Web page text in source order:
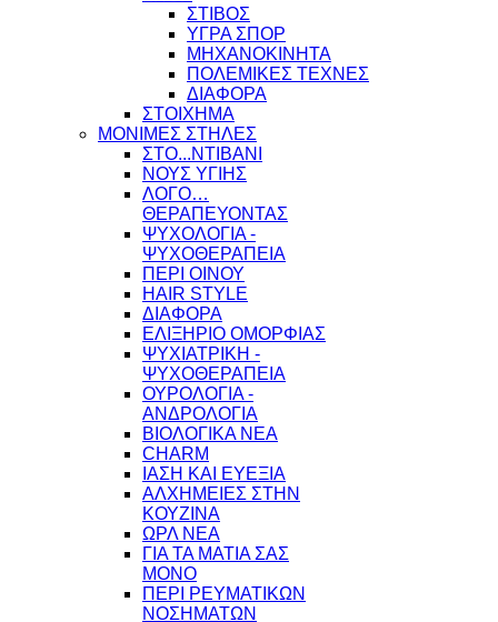
ΣΤΙΒΟΣ
ΥΓΡΑ ΣΠΟΡ
ΜΗΧΑΝΟΚΙΝΗΤΑ
ΠΟΛΕΜΙΚΕΣ ΤΕΧΝΕΣ
ΔΙΑΦΟΡΑ
ΣΤΟΙΧΗΜΑ
ΜΟΝΙΜΕΣ ΣΤΗΛΕΣ
ΣΤΟ...ΝΤΙΒΑΝΙ
ΝΟΥΣ ΥΓΙΗΣ
ΛΟΓΟ…
ΘΕΡΑΠΕΥΟΝΤΑΣ
ΨΥΧΟΛΟΓΙΑ -
ΨΥΧΟΘΕΡΑΠΕΙΑ
ΠΕΡΙ ΟΙΝΟΥ
HAIR STYLE
ΔΙΑΦΟΡΑ
ΕΛΙΞΗΡΙΟ ΟΜΟΡΦΙΑΣ
ΨΥΧΙΑΤΡΙΚΗ -
ΨΥΧΟΘΕΡΑΠΕΙΑ
ΟΥΡΟΛΟΓΙΑ -
ΑΝΔΡΟΛΟΓΙΑ
ΒΙΟΛΟΓΙΚΑ ΝΕΑ
CHARM
ΙΑΣΗ ΚΑΙ ΕΥΕΞΙΑ
ΑΛΧΗΜΕΙΕΣ ΣΤΗΝ
ΚΟΥΖΙΝΑ
ΩΡΛ ΝEA
ΓΙΑ ΤΑ ΜΑΤΙΑ ΣΑΣ
ΜΟΝΟ
ΠΕΡΙ ΡΕΥΜΑΤΙΚΩΝ
ΝΟΣΗΜΑΤΩΝ